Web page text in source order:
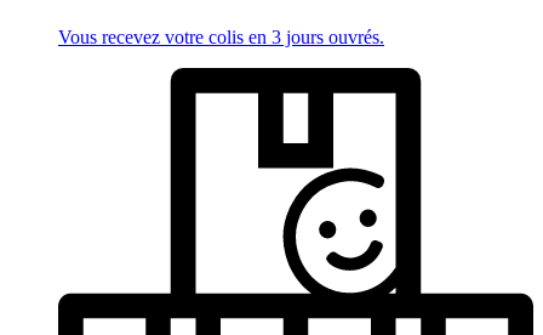
Vous recevez votre colis en 3 jours ouvrés.